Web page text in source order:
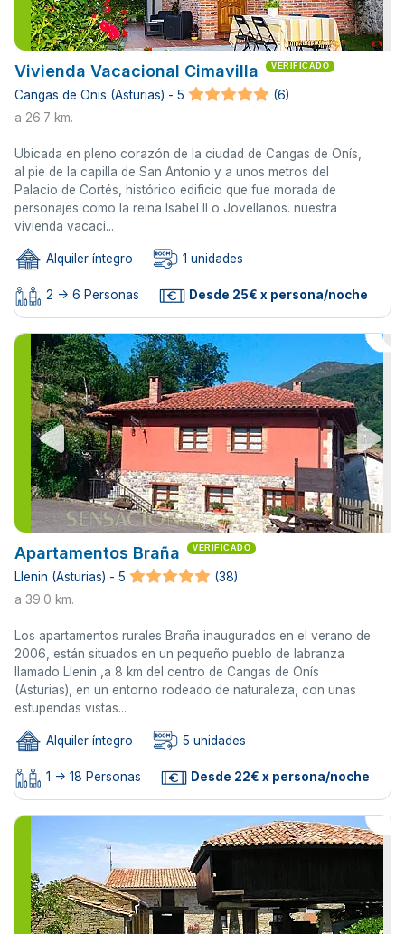
Vivienda Vacacional Cimavilla VERIFICADO
Cangas de Onis (Asturias) - 5
(6)
a 26.7 km.
Ubicada en pleno corazón de la ciudad de Cangas de Onís,
al pie de la capilla de San Antonio y a unos metros del
Palacio de Cortés, histórico edificio que fue morada de
personajes como la reina Isabel II o Jovellanos. nuestra
vivienda vacaci...
Alquiler íntegro 1 unidades
2 -> 6 Personas Desde 25€ x persona/noche
Apartamentos Braña VERIFICADO
Llenin (Asturias) - 5
(38)
a 39.0 km.
Los apartamentos rurales Braña inaugurados en el verano de
2006, están situados en un pequeño pueblo de labranza
llamado Llenín ,a 8 km del centro de Cangas de Onís
(Asturias), en un entorno rodeado de naturaleza, con unas
estupendas vistas...
Alquiler íntegro 5 unidades
1 -> 18 Personas Desde 22€ x persona/noche